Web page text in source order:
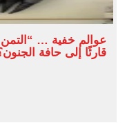
عوالم خفية …
قارئًا إلى حافة